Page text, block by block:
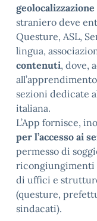
geolocalizzazione
straniero deve
Questure, ASL,
lingua,
contenuti, dove,
sezioni dedicate
italiana.
L’App fornisce,
per l’accesso ai
permesso di
ricongiungimenti
di uffici e
(questure,
sindacati).